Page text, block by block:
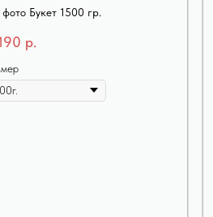
Букет 1500 гр.
р.